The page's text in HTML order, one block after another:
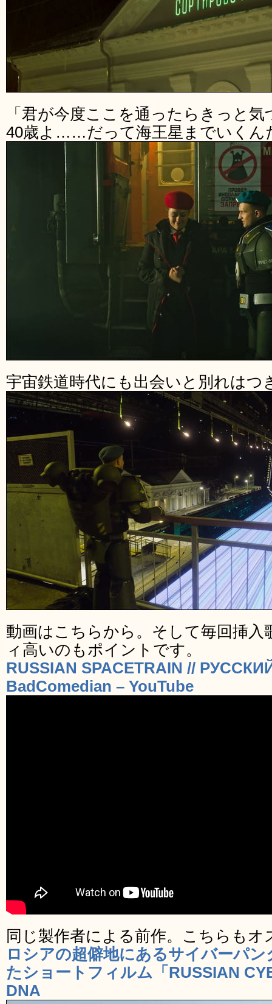
「君が今度ここを通ったらきっと
40歳よ……だって海王星までいくん
宇宙鉄道時代にも出会いと別れはつ
動画はこちらから。そして毎回挿
ィ高いのもポイントです。
RUSSIAN SPACETRAIN //
BadComedian – YouTube
同じ製作者による前作。こちらもオ
ロシアの超僻地にあるサイバーパ
たショートフィルム「RUSSIAN
DNA